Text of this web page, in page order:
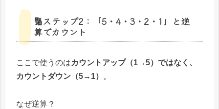
🔢ステップ2：「5・4・3・2・1」と逆
算でカウント
ここで使うのはカウントアップ（1→5）ではなく、
カウントダウン（5→1）
。
なぜ逆算？